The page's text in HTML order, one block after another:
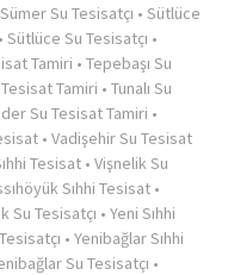
Sümer Su Tesisatçı • Sütlüce
• Sütlüce Su Tesisatçı •
Tamiri • Tepebaşı Su
Tesisat Tamiri • Tunalı Su
Su Tesisat Tamiri •
• Vadişehir Su Tesisat
Tesisat • Vişnelik Su
Sıhhi Tesisat •
Su Tesisatçı • Yeni Sıhhi
• Yenibağlar Sıhhi
Su Tesisatçı •